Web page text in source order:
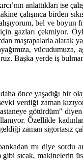
anlattıkları ise
çalışınca birden
bel ve boyun
gazları çekmiyor.
maşrapalarla alarak
vücudumuza,
Başka yerde iş
önce yaşadığı bir
verdiği zaman
götürdüm”
Özellikle
zaman sigortasız
mı diye sordu
sıcak, makinelerin